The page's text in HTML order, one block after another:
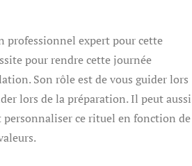
professionnel expert pour cette
pour rendre cette journée
Son rôle est de vous guider lors
lors de la préparation. Il peut aussi
ce rituel en fonction de